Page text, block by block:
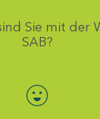
Sie mit der
SAB?
Bewertung